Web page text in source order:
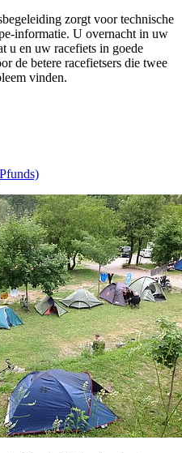
zorgt voor technische
informatie. U overnacht in uw
u en uw racefiets in goede
de betere racefietsers die twee
vinden.